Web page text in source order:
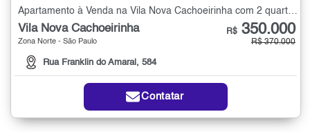
Apartamento à Venda na Vila Nova Cachoeirinha com 2 quartos - 50 m²
Vila Nova Cachoeirinha
Zona Norte - São Paulo
Rua Franklin do Amaral, 584
R$ 350.000
R$ 370.000
Contatar